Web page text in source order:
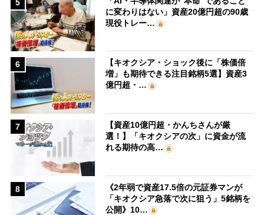
5
に変わりはない」資産20億円超の90歳
現役トレー…
6
【キオクシア・ショック後に「株価倍
増」も期待できる注目銘柄5選】資産3
億円超・…
7
【資産10億円超・かんちさんが厳
選！】「キオクシアの次」に資金が流
れる期待の高…
8
《2年弱で資産17.5倍の元証券マンが
「キオクシア急落で次に狙う」5銘柄を
公開》10…